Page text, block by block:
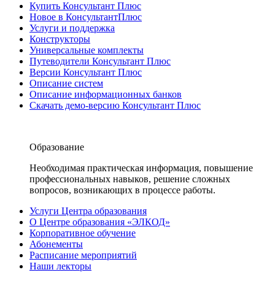
Купить Консультант Плюс
Новое в КонсультантПлюс
Услуги и поддержка
Конструкторы
Универсальные комплекты
Путеводители Консультант Плюс
Версии Консультант Плюс
Описание систем
Описание информационных банков
Скачать демо-версию Консультант Плюс
Образование
Необходимая практическая информация, повышение
профессиональных навыков, решение сложных
вопросов, возникающих в процессе работы.
Услуги Центра образования
О Центре образования «ЭЛКОД»
Корпоративное обучение
Абонементы
Расписание мероприятий
Наши лекторы